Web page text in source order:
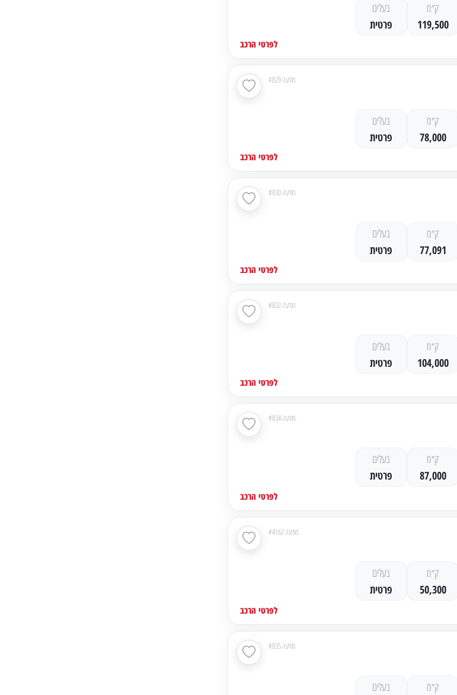
ק״מ
119,500
בעלים
פרטית
לפרטי הרכב
מודעה #829
ק״מ
78,000
בעלים
פרטית
לפרטי הרכב
מודעה #830
ק״מ
77,091
בעלים
פרטית
לפרטי הרכב
מודעה #832
ק״מ
104,000
בעלים
פרטית
לפרטי הרכב
מודעה #834
ק״מ
87,000
בעלים
פרטית
לפרטי הרכב
מודעה #4162
ק״מ
50,300
בעלים
פרטית
לפרטי הרכב
מודעה #835
ק״מ
בעלים